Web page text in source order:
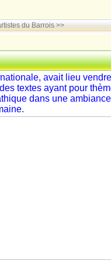
du Barrois >>
avait lieu
textes ayant pour
dans une